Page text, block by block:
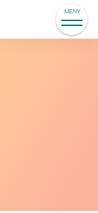
MENY